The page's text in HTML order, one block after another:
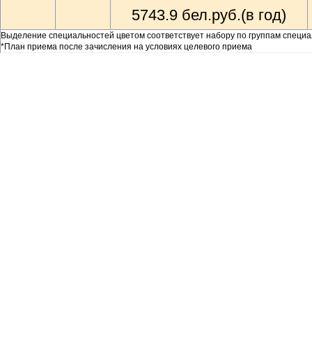
5743.9 бел.руб.(в год)
Выделение специальностей цветом соответствует набору по группам
*План приема после зачисления на условиях целевого приема